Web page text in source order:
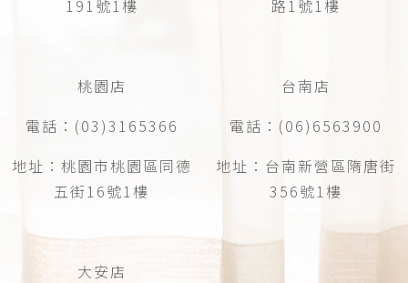
191號1樓
路1號1樓
桃園店
電話：(03)3165366
地址：桃園市桃園區同德
五街16號1樓
台南店
電話：(06)6563900
地址：台南新營區隋唐街
356號1樓
大安店